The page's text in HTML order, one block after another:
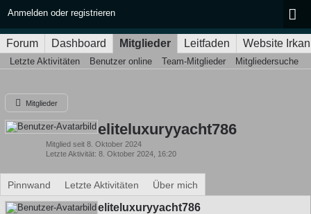
Anmelden oder registrieren
Forum Dashboard Mitglieder Leitfaden Website
Letzte Aktivitäten Benutzer online Team-Mitglieder Mitgliedersuche
Mitglieder
eliteluxuryyacht786
Mitglied seit 8. Oktober 2024
Letzte Aktivität 8. Oktober 2024, 16:20
Pinnwand Letzte Aktivitäten Über mich
eliteluxuryyacht786